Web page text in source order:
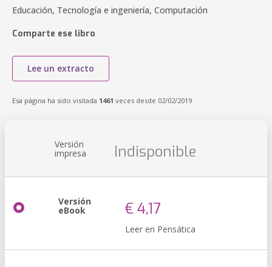
Educación, Tecnología e ingeniería, Computación
Comparte ese libro
Lee un extracto
Esa página ha sido visitada 1461 veces desde 02/02/2019
Versión
impresa Indisponible
Versión
eBook € 4,17
Leer en Pensática